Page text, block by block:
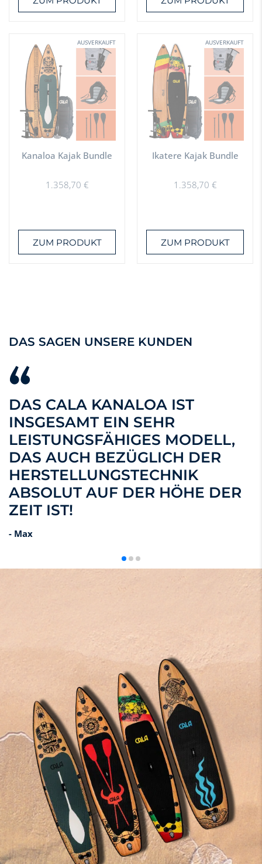
AUSVERKAUFT
Kanaloa Kajak Bundle
1.358,70 €
ZUM PRODUKT
AUSVERKAUFT
Ikatere Kajak Bundle
1.358,70 €
ZUM PRODUKT
DAS SAGEN UNSERE KUNDEN
DAS CALA KANALOA IST
INSGESAMT EIN SEHR
LEISTUNGSFÄHIGES MODELL,
DAS AUCH BEZÜGLICH DER
HERSTELLUNGSTECHNIK
ABSOLUT AUF DER HÖHE DER
ZEIT IST!
- Max